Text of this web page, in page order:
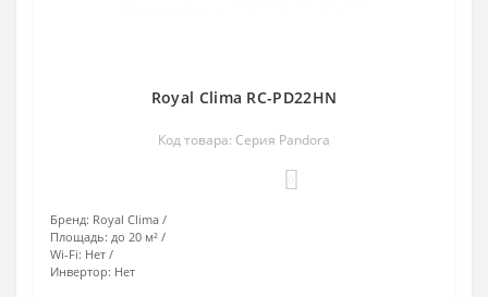
Royal Clima RC-PD22HN
Код товара: Серия Pandora
Бренд: Royal Clima
Площадь: до 20 м²
Wi-Fi: Нет
Инвертор: Нет